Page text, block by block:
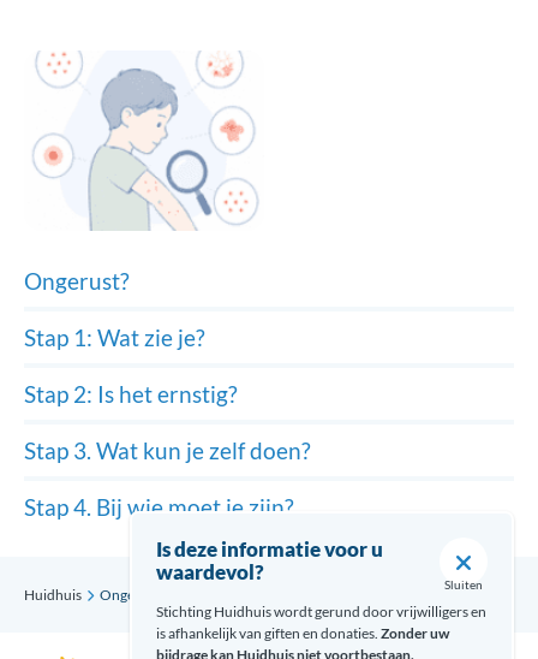
Huidhuis Ongerust?
Ongerust?
Stap 1: Wat zie je?
Stap 2: Is het ernstig?
Stap 3. Wat kun je zelf doen?
Stap 4. Bij wie moet je zijn?
Is deze informatie voor u
waardevol?
Sluiten
Stichting Huidhuis wordt gerund door vrijwilligers en
is afhankelijk van giften en donaties. Zonder uw
bijdrage kan Huidhuis niet voortbestaan.